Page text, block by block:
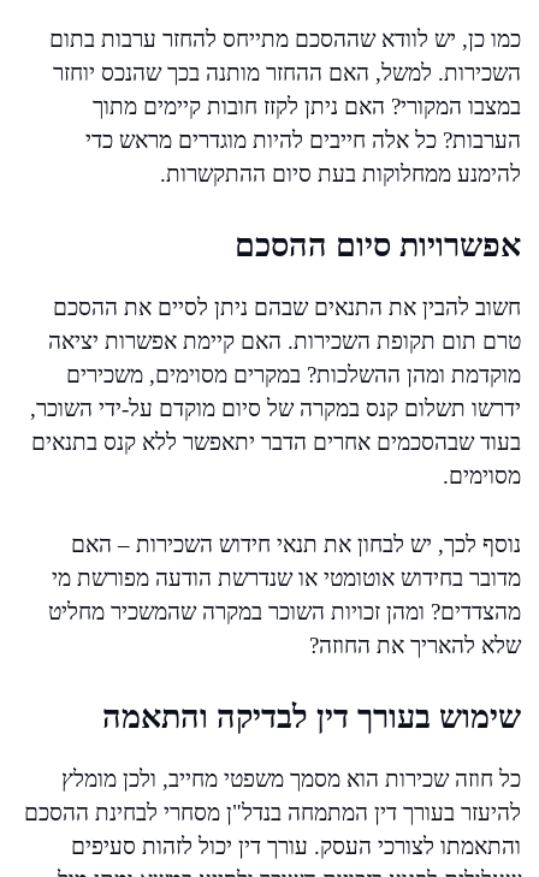
כמו כן, יש לוודא שההסכם מתייחס להחזר ערבות בתום
השכירות. למשל, האם ההחזר מותנה בכך שהנכס יוחזר
במצבו המקורי? האם ניתן לקזז חובות קיימים מתוך
הערבות? כל אלה חייבים להיות מוגדרים מראש כדי
להימנע ממחלוקות בעת סיום ההתקשרות.
אפשרויות סיום ההסכם
חשוב להבין את התנאים שבהם ניתן לסיים את ההסכם
טרם תום תקופת השכירות. האם קיימת אפשרות יציאה
מוקדמת ומהן ההשלכות? במקרים מסוימים, משכירים
ידרשו תשלום קנס במקרה של סיום מוקדם על-ידי השוכר,
בעוד שבהסכמים אחרים הדבר יתאפשר ללא קנס בתנאים
מסוימים.
נוסף לכך, יש לבחון את תנאי חידוש השכירות – האם
מדובר בחידוש אוטומטי או שנדרשת הודעה מפורשת מי
מהצדדים? ומהן זכויות השוכר במקרה שהמשכיר מחליט
שלא להאריך את החוזה?
שימוש בעורך דין לבדיקה והתאמה
כל חוזה שכירות הוא מסמך משפטי מחייב, ולכן מומלץ
להיעזר בעורך דין המתמחה בנדל"ן מסחרי לבחינת ההסכם
והתאמתו לצורכי העסק. עורך דין יכול לזהות סעיפים